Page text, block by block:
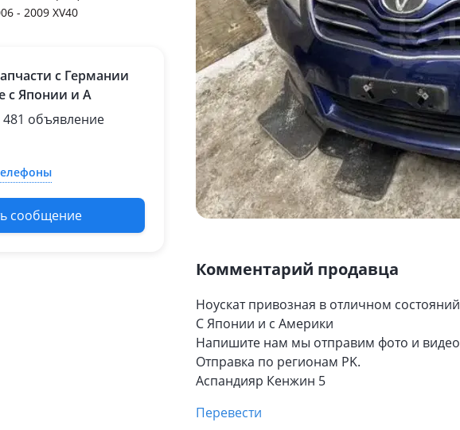
- 2009 XV40
с Германии
с Японии и А
481 объявление
сообщение
Комментарий продавца
Ноускат привозная в отличном состояний
С Японии и с Америки
Напишите нам мы отправим фото и видео
Отправка по регионам PK.
Аспандияр Кенжин 5
Перевести